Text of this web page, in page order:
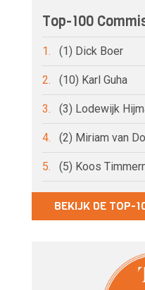
Top-100
1. (1) Dick Boer
2. (10) Karl Guha
3. (3) Lodewijk
4. (2) Miriam van
5. (5) Koos
BEKIJK DE TOP-